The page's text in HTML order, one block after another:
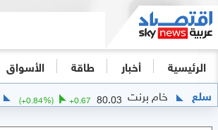
الرئيسية أخبار طاقة الأسواق
سلع
خام برنت 80.03
+0.67
(+0.84%)